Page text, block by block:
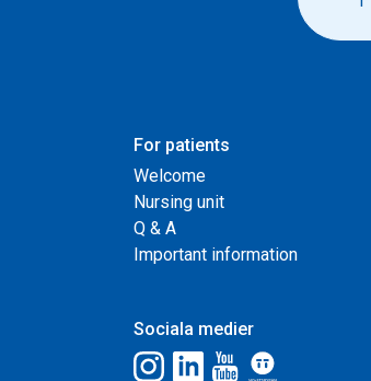
For patients
Welcome
Nursing unit
Q & A
Important information
Sociala medier